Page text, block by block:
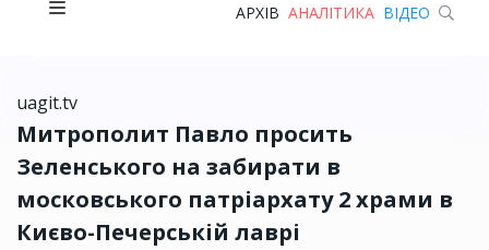
АРХІВ АНАЛІТИКА ВІДЕО
uagit.tv
Митрополит Павло просить
Зеленського на забирати в
московського патріархату 2 храми в
Києво-Печерській лаврі